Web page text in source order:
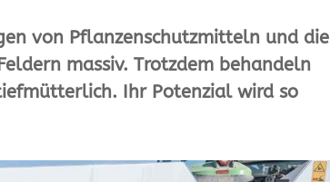
Calcium mit
von Pflanzenschutzmitteln und die
massiv. Trotzdem behandeln
Ihr Potenzial wird so